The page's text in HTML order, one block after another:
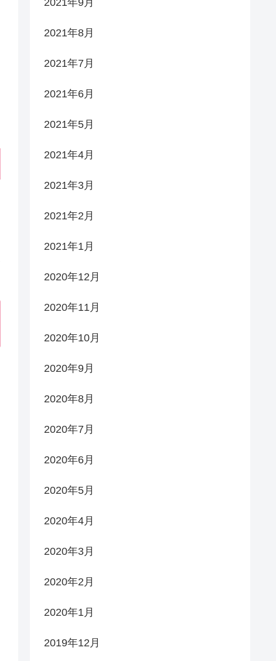
2021年9月
2021年8月
2021年7月
2021年6月
2021年5月
2021年4月
2021年3月
2021年2月
2021年1月
2020年12月
2020年11月
2020年10月
2020年9月
2020年8月
2020年7月
2020年6月
2020年5月
2020年4月
2020年3月
2020年2月
2020年1月
2019年12月